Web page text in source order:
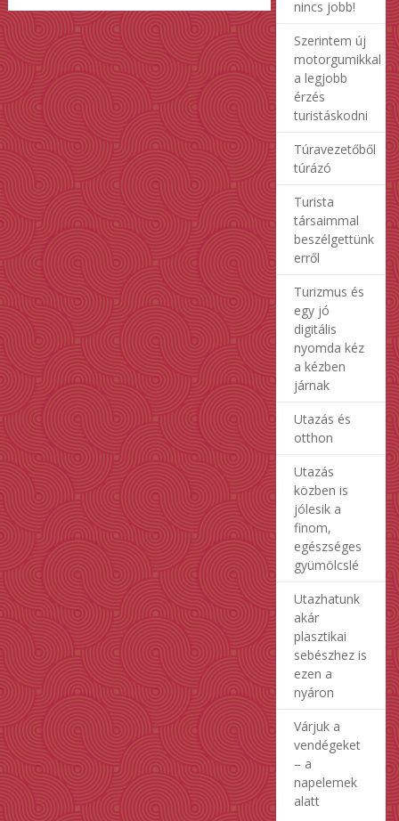
nincs jobb!
Szerintem új
motorgumikkal
a legjobb
érzés
turistáskodni
Túravezetőből
túrázó
Turista
társaimmal
beszélgettünk
erről
Turizmus és
egy jó
digitális
nyomda kéz
a kézben
járnak
Utazás és
otthon
Utazás
közben is
jólesik a
finom,
egészséges
gyümölcslé
Utazhatunk
akár
plasztikai
sebészhez is
ezen a
nyáron
Várjuk a
vendégeket
– a
napelemek
alatt